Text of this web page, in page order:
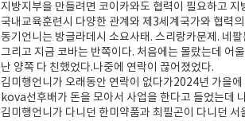
지방지부을 만들려면 코이카와도 협력이 필요하고
국내교육훈련시 다양한 관계와 제3세계국가와 협력
동기언니는 방글라데시 소요사태. 스리랑카문제. 네
그리고 지금 코바는 반쪽이다. 처음에는 몰랐는데 어
난 양쪽 다 친했었다.나중에 연락이 끊어졌었다.
김미행언니가 오래동안 연락이 없다가2024년 가을
kova선후배가 돈을 모아서 사업을 한다고 들었는데
김미행언니가 다니던 한미약품과 최필곤이 다니던 서